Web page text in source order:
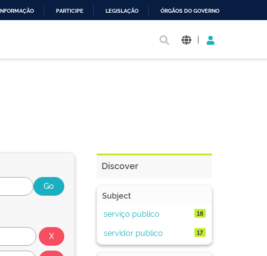
PARTICIPE LEGISLAÇÃO ÓRGÃOS DO GOVERNO
|
Discover
Subject
serviço público
18
servidor publico 17